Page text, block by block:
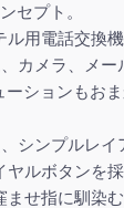
セプト。
ル用電話交換
カメラ、メー
ションもおま
シンプルレイ
ヤルボタンを
ませ指に馴染